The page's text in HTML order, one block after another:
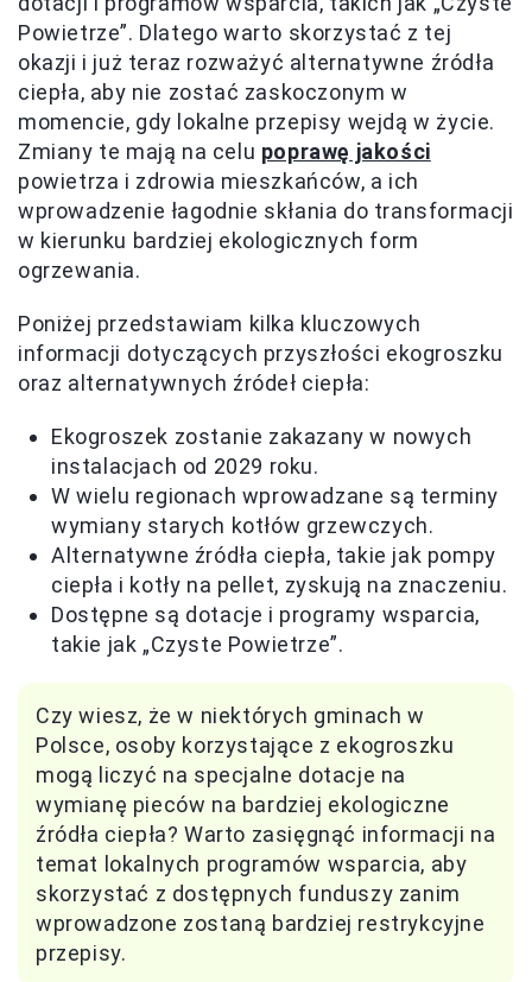
Powietrze”. Dlatego warto skorzystać z tej
okazji i już teraz rozważyć alternatywne źródła
ciepła, aby nie zostać zaskoczonym w
momencie, gdy lokalne przepisy wejdą w życie.
Zmiany te mają na celu poprawę jakości
powietrza i zdrowia mieszkańców, a ich
wprowadzenie łagodnie skłania do transformacji
w kierunku bardziej ekologicznych form
ogrzewania.
Poniżej przedstawiam kilka kluczowych
informacji dotyczących przyszłości ekogroszku
oraz alternatywnych źródeł ciepła:
Ekogroszek zostanie zakazany w nowych
instalacjach od 2029 roku.
W wielu regionach wprowadzane są terminy
wymiany starych kotłów grzewczych.
Alternatywne źródła ciepła, takie jak pompy
ciepła i kotły na pellet, zyskują na znaczeniu.
Dostępne są dotacje i programy wsparcia,
takie jak „Czyste Powietrze”.
Czy wiesz, że w niektórych gminach w
Polsce, osoby korzystające z ekogroszku
mogą liczyć na specjalne dotacje na
wymianę pieców na bardziej ekologiczne
źródła ciepła? Warto zasięgnąć informacji na
temat lokalnych programów wsparcia, aby
skorzystać z dostępnych funduszy zanim
wprowadzone zostaną bardziej restrykcyjne
przepisy.